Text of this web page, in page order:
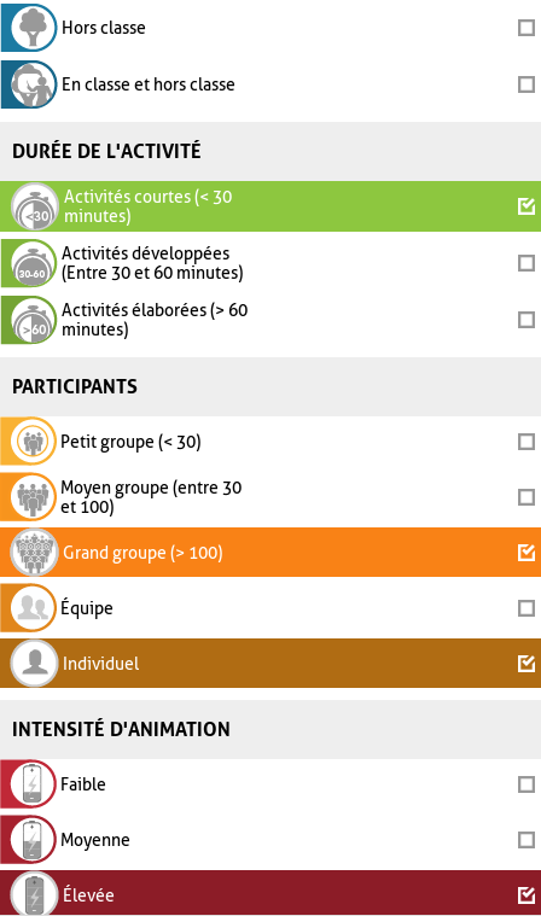
Hors classe
En classe et hors classe
DURÉE DE L'ACTIVITÉ
Activités courtes (< 30
minutes)
Activités développées
(Entre 30 et 60 minutes)
Activités élaborées (> 60
minutes)
PARTICIPANTS
Petit groupe (< 30)
Moyen groupe (entre 30
et 100)
Grand groupe (> 100)
Équipe
Individuel
INTENSITÉ D'ANIMATION
Faible
Moyenne
Élevée